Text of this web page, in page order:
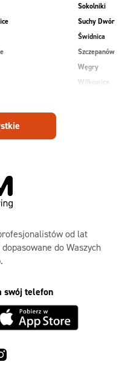
Sokolniki
Suchy Dwór
Świdnica
Szczepanów
Węgry
Wilkowice
od lat
do Waszych
swój telefon